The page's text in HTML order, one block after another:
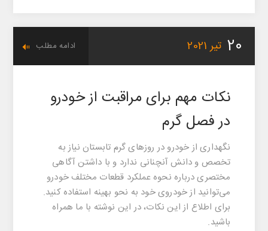
20 تیر 2021 ادامه مطلب
نکات مهم برای مراقبت از خودرو
در فصل گرم
نگهداری از خودرو در روزهای گرم تابستان نیاز به
تخصص و دانش آنچنانی ندارد و با داشتن آگاهی
مختصری درباره نحوه عملکرد قطعات مختلف خودرو
می‌توانید از خودروی خود به نحو بهینه استفاده کنید.
برای اطلاع از این نکات، در این نوشته با ما همراه
باشید.